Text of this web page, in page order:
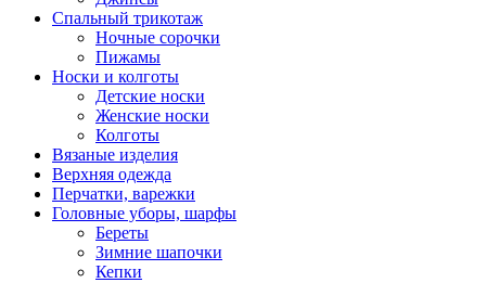
Спальный трикотаж
Ночные сорочки
Пижамы
Носки и колготы
Детские носки
Женские носки
Колготы
Вязаные изделия
Верхняя одежда
Перчатки, варежки
Головные уборы, шарфы
Береты
Зимние шапочки
Кепки